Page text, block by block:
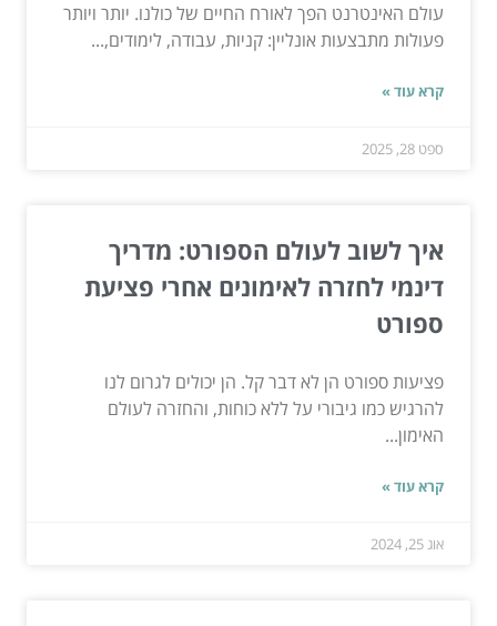
עולם האינטרנט הפך לאורח החיים של כולנו. יותר ויותר
פעולות מתבצעות אונליין: קניות, עבודה, לימודים,...
קרא עוד »
ספט 28, 2025
איך לשוב לעולם הספורט: מדריך
דינמי לחזרה לאימונים אחרי פציעת
ספורט
פציעות ספורט הן לא דבר קל. הן יכולים לגרום לנו
להרגיש כמו גיבורי על ללא כוחות, והחזרה לעולם
האימון...
קרא עוד »
אוג 25, 2024